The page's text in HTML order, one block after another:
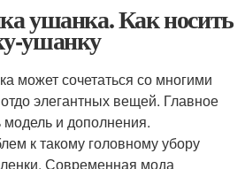
ушанка. Как носить
ушанку
может сочетаться со многими
элегантных вещей. Главное
и дополнения.
к такому головному убору
Современная мода